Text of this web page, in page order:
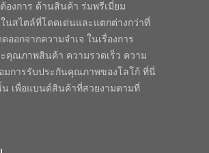
องการ ด้านสินค้า ร่มพรีเมี่ยม
นสไตล์ที่โดดเด่นและแตกต่างกว่าที่
ออกจากความจำเจ ในเรื่องการ
คุณภาพสินค้า ความรวดเร็ว ความ
มการรับประกันคุณภาพของโลโก้ ที่นี่
น เพื่อแบนด์สินค้าที่สวยงามตามที่